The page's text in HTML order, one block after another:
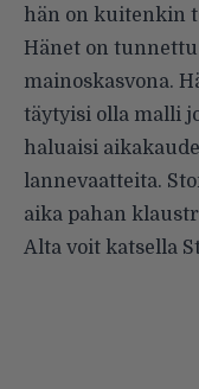
hän on kuitenkin
Hänet on
mainoskasvona.
täytyisi olla malli
haluaisi
lannevaatteita.
aika pahan
Alta voit katsella